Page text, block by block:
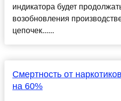
индикатора будет
возобновления
цепочек......
Смертность от
на 60%